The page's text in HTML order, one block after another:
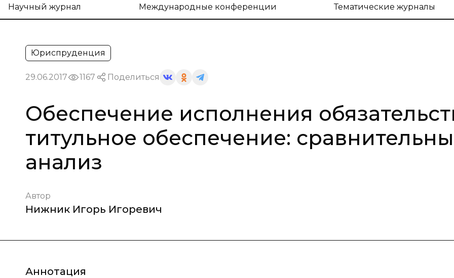
Научный журнал Международные конференции Тематические журналы
Юриспруденция
29.06.2017 1167 Поделиться
Обеспечение исполнения
титульное обеспечение:
анализ
Автор
Нижник Игорь Игоревич
Аннотация